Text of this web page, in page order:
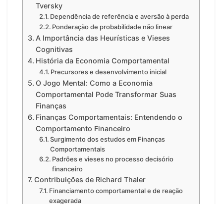
Tversky
Dependência de referência e aversão à perda
Ponderação de probabilidade não linear
A Importância das Heurísticas e Vieses
Cognitivas
História da Economia Comportamental
Precursores e desenvolvimento inicial
O Jogo Mental: Como a Economia
Comportamental Pode Transformar Suas
Finanças
Finanças Comportamentais: Entendendo o
Comportamento Financeiro
Surgimento dos estudos em Finanças
Comportamentais
Padrões e vieses no processo decisório
financeiro
Contribuições de Richard Thaler
Financiamento comportamental e de reação
exagerada